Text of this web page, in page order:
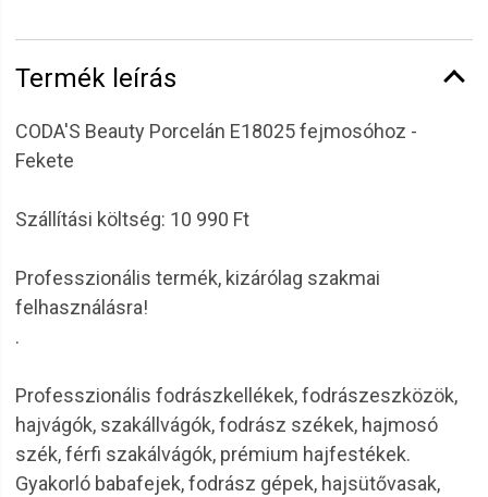
Termék leírás
CODA'S Beauty Porcelán E18025 fejmosóhoz -
Fekete
Szállítási költség: 10 990 Ft
Professzionális termék, kizárólag szakmai
felhasználásra!
.
Professzionális fodrászkellékek, fodrászeszközök,
hajvágók, szakállvágók, fodrász székek, hajmosó
szék, férfi szakálvágók, prémium hajfestékek.
Gyakorló babafejek, fodrász gépek, hajsütővasak,